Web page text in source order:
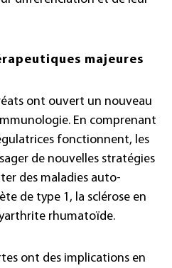
majeures
ont ouvert un nouveau
En comprenant
fonctionnent, les
de nouvelles stratégies
des maladies auto-
de type 1, la sclérose en
rhumatoïde.
ont des implications en